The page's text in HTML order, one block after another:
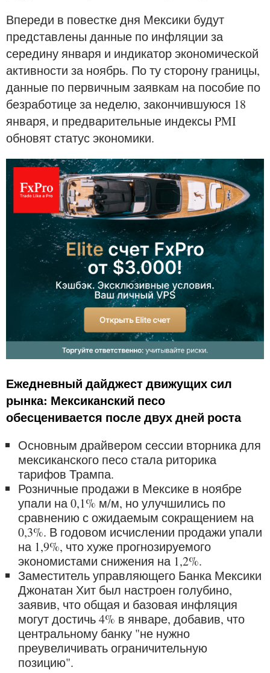
Впереди в повестке дня Мексики будут
представлены данные по инфляции за
середину января и индикатор экономической
активности за ноябрь. По ту сторону границы,
данные по первичным заявкам на пособие по
безработице за неделю, закончившуюся 18
января, и предварительные индексы PMI
обновят статус экономики.
Ежедневный дайджест движущих сил
рынка: Мексиканский песо
обесценивается после двух дней роста
Основным драйвером сессии вторника для
мексиканского песо стала риторика
тарифов Трампа.
Розничные продажи в Мексике в ноябре
упали на 0,1% м/м, но улучшились по
сравнению с ожидаемым сокращением на
0,3%. В годовом исчислении продажи упали
на 1,9%, что хуже прогнозируемого
экономистами снижения на 1,2%.
Заместитель управляющего Банка Мексики
Джонатан Хит был настроен голубино,
заявив, что общая и базовая инфляция
могут достичь 4% в январе, добавив, что
центральному банку "не нужно
преувеличивать ограничительную
позицию".